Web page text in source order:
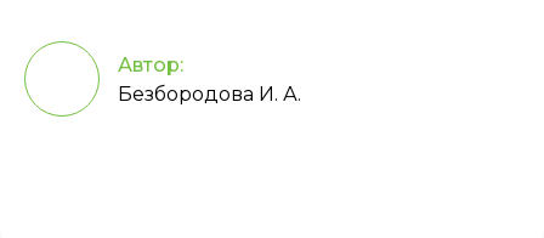
Автор:
Безбородова И. А.